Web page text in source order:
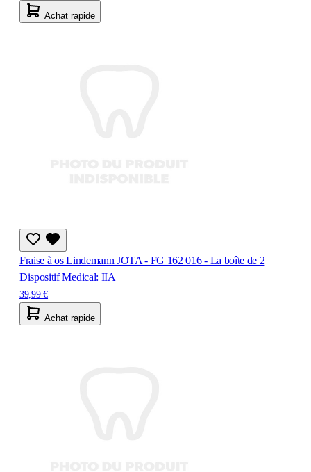
Achat rapide
Fraise à os Lindemann JOTA - FG 162 016 - La boîte de 2
Dispositif Medical: IIA
39,99 €
Achat rapide